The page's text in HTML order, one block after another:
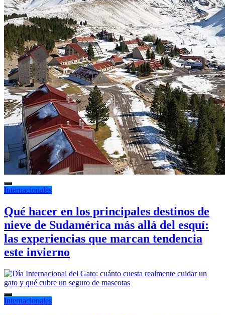
Internacionales
Qué hacer en los principales destinos de
nieve de Sudamérica más allá del esquí:
las experiencias que marcan tendencia
este invierno
Internacionales